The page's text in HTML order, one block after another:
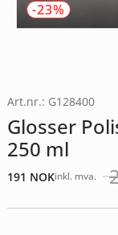
-23%
Art.nr.: G128400
Glosser
250 ml
Opprinnelig
191 NOK
Nåværende
inkl. mva.